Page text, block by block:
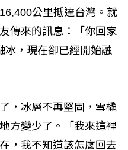
公里抵達台灣。就
傳來的訊息：「你回家
冰，現在卻已經開始融
，冰層不再堅固，雪橇
方變少了。「我來這裡
，我不知道該怎麼回去